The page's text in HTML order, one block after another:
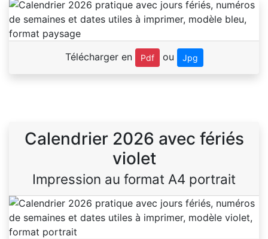
Télécharger en Pdf ou Jpg
Calendrier 2026 avec fériés
violet
Impression au format A4 portrait